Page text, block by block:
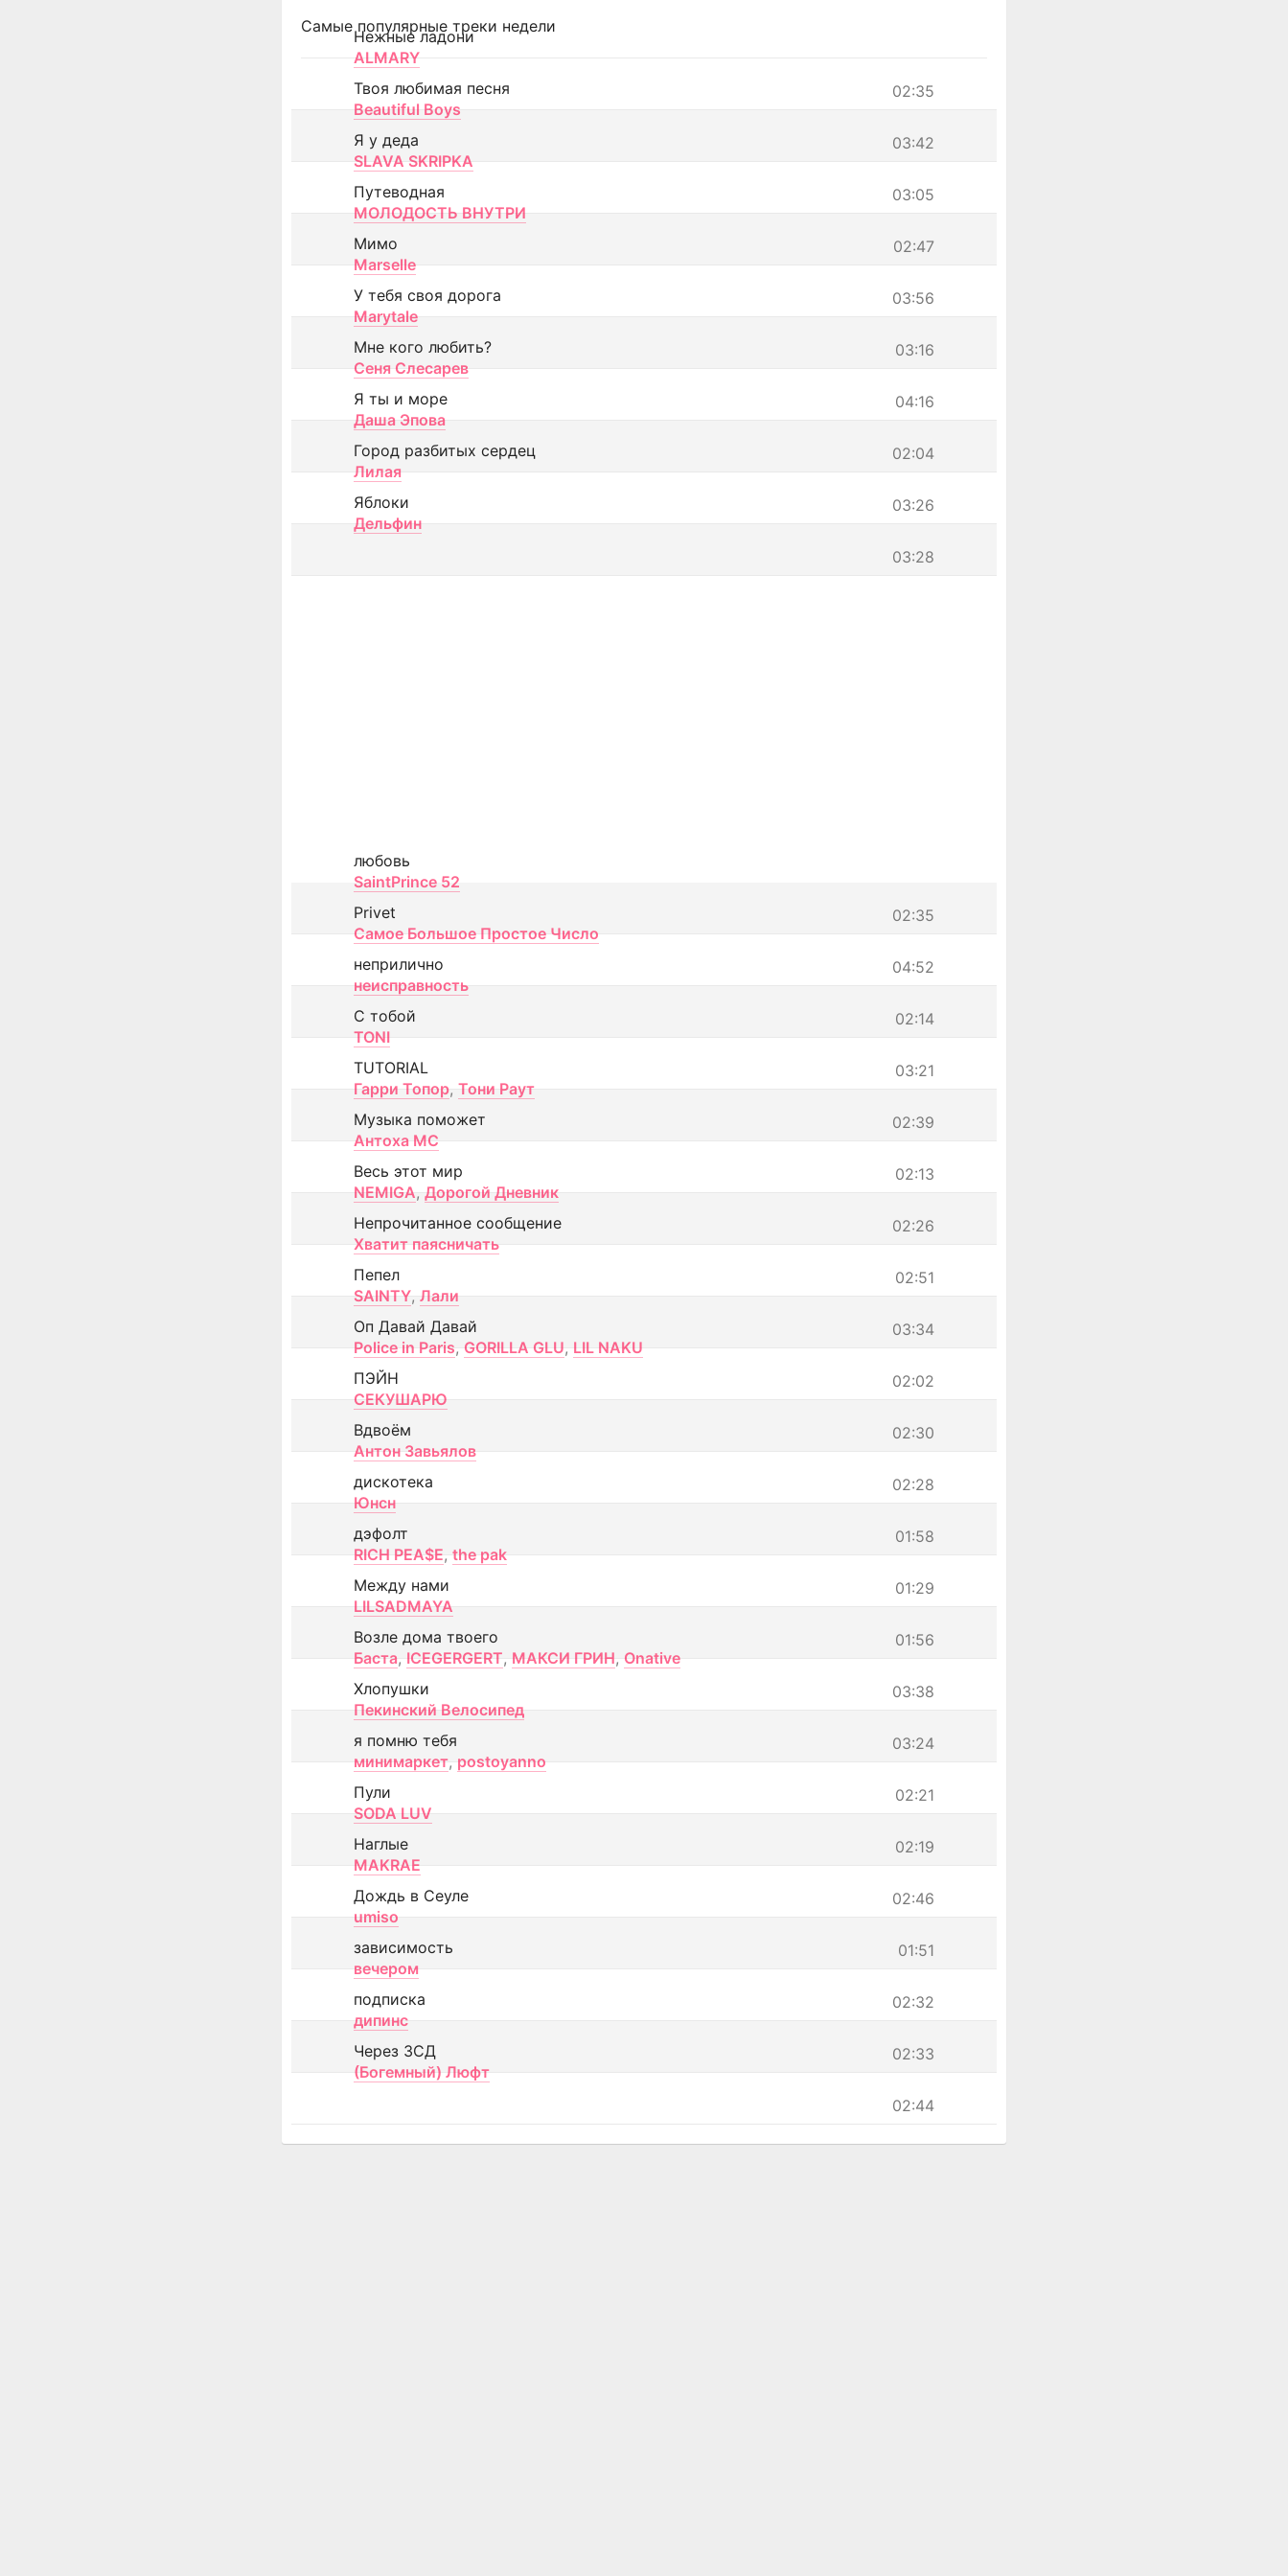
Самые популярные треки недели
Нежные ладони
ALMARY
02:35
Твоя любимая песня
Beautiful Boys
03:42
Я у деда
SLAVA SKRIPKA
03:05
Путеводная
МОЛОДОСТЬ ВНУТРИ
02:47
Мимо
Marselle
03:56
У тебя своя дорога
Marytale
03:16
Мне кого любить?
Сеня Слесарев
04:16
Я ты и море
Даша Эпова
02:04
Город разбитых сердец
Лилая
03:26
Яблоки
Дельфин
03:28
любовь
SaintPrince 52
02:35
Privet
Самое Большое Простое Число
04:52
неприлично
неисправность
02:14
С тобой
TONI
03:21
TUTORIAL
Гарри Топор, Тони Раут
02:39
Музыка поможет
Антоха МС
02:13
Весь этот мир
NEMIGA, Дорогой Дневник
02:26
Непрочитанное сообщение
Хватит паясничать
02:51
Пепел
SAINTY, Лали
03:34
Оп Давай Давай
Police in Paris, GORILLA GLU, LIL NAKU
02:02
ПЭЙН
СЕКУШАРЮ
02:30
Вдвоём
Антон Завьялов
02:28
дискотека
Юнсн
01:58
дэфолт
RICH PEA$E, the pak
01:29
Между нами
LILSADMAYA
01:56
Возле дома твоего
Баста, ICEGERGERT, МАКСИ ГРИН, Onative
03:38
Хлопушки
Пекинский Велосипед
03:24
я помню тебя
минимаркет, postoyanno
02:21
Пули
SODA LUV
02:19
Наглые
MAKRAE
02:46
Дождь в Сеуле
umiso
01:51
зависимость
вечером
02:32
подписка
дипинс
02:33
Через ЗСД
(Богемный) Люфт
02:44